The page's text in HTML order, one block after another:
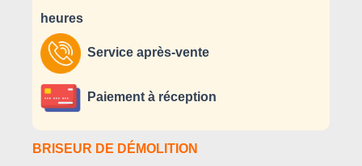
heures
Service après-vente
Paiement à réception
BRISEUR DE DÉMOLITION